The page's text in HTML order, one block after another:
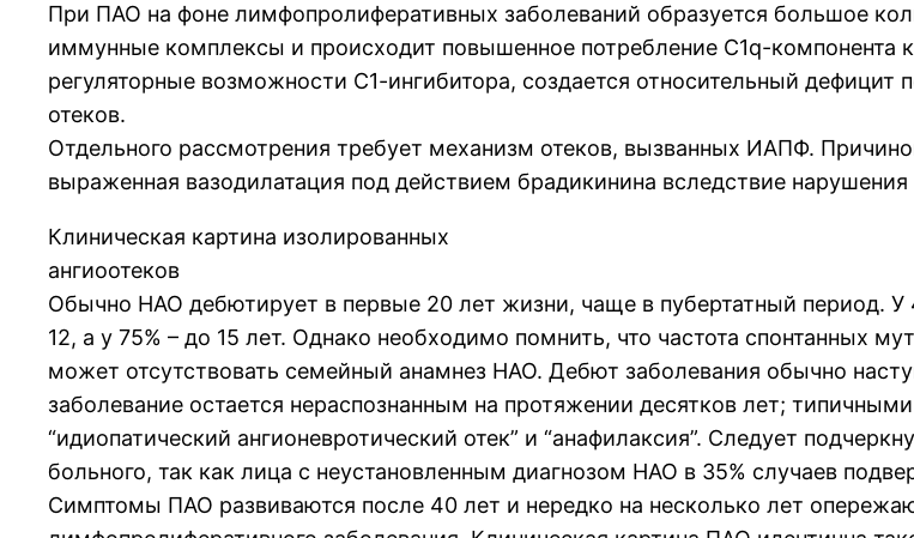
При ПАО на фоне лимфопролиферативных заболеваний образуется большое
иммунные комплексы и происходит повышенное потребление С1q-
регуляторные возможности С1-ингибитора, создается относительный
отеков.
Отдельного рассмотрения требует механизм отеков, вызванных ИАПФ.
выраженная вазодилатация под действием брадикинина вследствие нарушения
Клиническая картина изолированных
ангиоотеков
Обычно НАО дебютирует в первые 20 лет жизни, чаще в пубертатный период. У
12, а у 75% – до 15 лет. Однако необходимо помнить, что частота спонтанных
может отсутствовать семейный анамнез НАО. Дебют заболевания обычно
заболевание остается нераспознанным на протяжении десятков лет;
“идиопатический ангионевротический отек” и “анафилаксия”. Следует
больного, так как лица с неустановленным диагнозом НАО в 35% случаев
Симптомы ПАО развиваются после 40 лет и нередко на несколько лет